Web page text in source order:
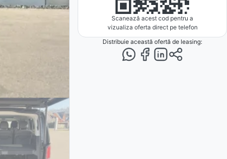
Scanează acest cod pentru a
vizualiza oferta direct pe telefon
Distribuie această ofertă de leasing: